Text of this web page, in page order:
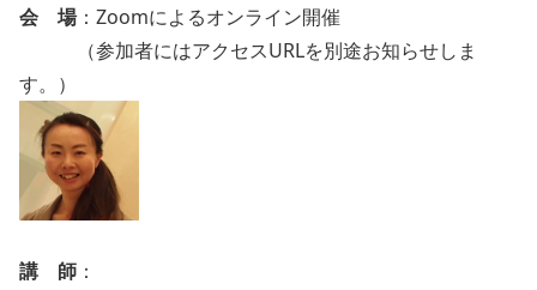
会 場：Zoomによるオンライン開催
（参加者にはアクセスURLを別途お知らせしま
す。）
講 師 ：